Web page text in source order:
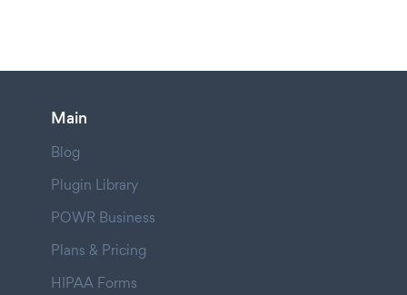
Main
Blog
Plugin Library
POWR Business
Plans & Pricing
HIPAA Forms